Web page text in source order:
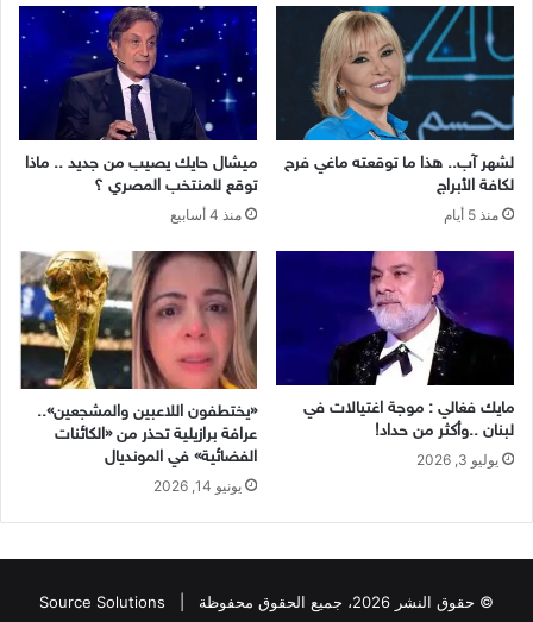
لشهر آب.. هذا ما توقعته ماغي فرح
لكافة الأبراج
منذ 5 أيام
ميشال حايك يصيب من جديد .. ماذا
توقع للمنتخب المصري ؟
منذ 4 أسابيع
مايك فغالي : موجة اغتيالات في
لبنان ..وأكثر من حداد!
يوليو 3, 2026
«يختطفون اللاعبين والمشجعين»..
عرافة برازيلية تحذر من «الكائنات
الفضائية» في المونديال
يونيو 14, 2026
© حقوق النشر 2026، جميع الحقوق محفوظة | Source Solutions